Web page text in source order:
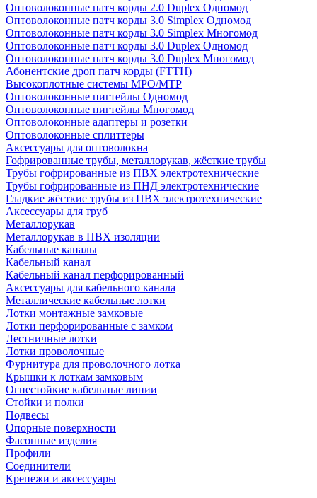
Оптоволоконные патч корды 2.0 Duplex Одномод
Оптоволоконные патч корды 3.0 Simplex Одномод
Оптоволоконные патч корды 3.0 Simplex Многомод
Оптоволоконные патч корды 3.0 Duplex Одномод
Оптоволоконные патч корды 3.0 Duplex Многомод
Абонентские дроп патч корды (FTTH)
Высокоплотные системы MPO/MTP
Оптоволоконные пигтейлы Одномод
Оптоволоконные пигтейлы Многомод
Оптоволоконные адаптеры и розетки
Оптоволоконные сплиттеры
Аксессуары для оптоволокна
Гофрированные трубы, металлорукав, жёсткие трубы
Трубы гофрированные из ПВХ электротехнические
Трубы гофрированные из ПНД электротехнические
Гладкие жёсткие трубы из ПВХ электротехнические
Аксессуары для труб
Металлорукав
Металлорукав в ПВХ изоляции
Кабельные каналы
Кабельный канал
Кабельный канал перфорированный
Аксессуары для кабельного канала
Металлические кабельные лотки
Лотки монтажные замковые
Лотки перфорированные с замком
Лестничные лотки
Лотки проволочные
Фурнитура для проволочного лотка
Крышки к лоткам замковым
Огнестойкие кабельные линии
Стойки и полки
Подвесы
Опорные поверхности
Фасонные изделия
Профили
Соединители
Крепежи и аксессуары